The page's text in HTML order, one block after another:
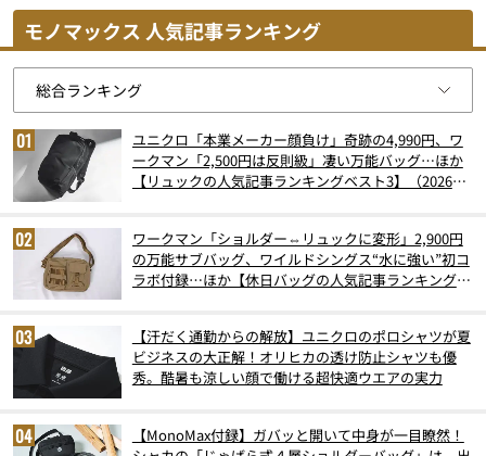
モノマックス 人気記事ランキング
ユニクロ「本業メーカー顔負け」奇跡の4,990円、ワ
ークマン「2,500円は反則級」凄い万能バッグ…ほか
【リュックの人気記事ランキングベスト3】（2026年
ワークマン「ショルダー⇔リュックに変形」2,900円
の万能サブバッグ、ワイルドシングス“水に強い”初コ
ラボ付録…ほか【休日バッグの人気記事ランキングベ
【汗だく通勤からの解放】ユニクロのポロシャツが夏
ビジネスの大正解！オリヒカの透け防止シャツも優
秀。酷暑も涼しい顔で働ける超快適ウエアの実力
【MonoMax付録】ガバッと開いて中身が一目瞭然！